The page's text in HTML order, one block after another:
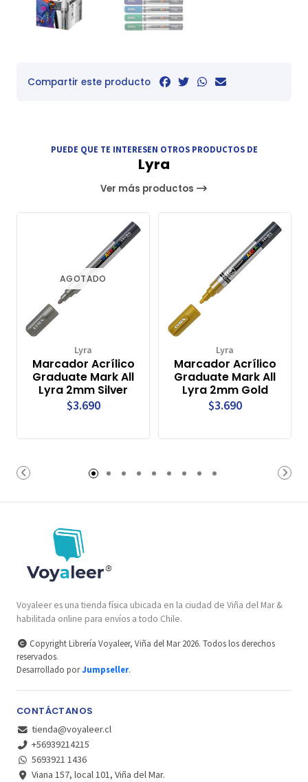
Compartir este producto
PUEDE QUE TE INTERESEN OTROS PRODUCTOS DE
Lyra
Ver más productos
AGOTADO
Lyra
Marcador Acrílico
Graduate Mark All
Lyra 2mm Silver
$3.690
Lyra
Marcador Acrílico
Graduate Mark All
Lyra 2mm Gold
$3.690
Voyaleer es una tienda física ubicada en la ciudad de Viña del Mar &
habilitada online para envíos a todo Chile.
Copyright Librería Voyaleer, Viña del Mar 2026. Todos los derechos
reservados.
Desarrollado porJumpseller.
CONTÁCTANOS
tienda@voyaleer.cl
+56939214215
5693921 1436
Viana 157, local 101, Viña del Mar.